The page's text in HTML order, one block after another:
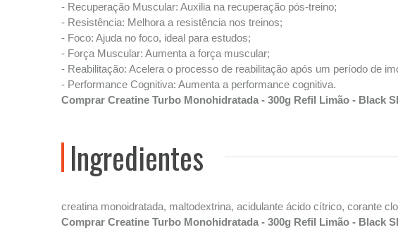
- Recuperação Muscular: Auxilia na recuperação pós-treino;
- Resistência: Melhora a resistência nos treinos;
- Foco: Ajuda no foco, ideal para estudos;
- Força Muscular: Aumenta a força muscular;
- Reabilitação: Acelera o processo de reabilitação após um período de
- Performance Cognitiva: Aumenta a performance cognitiva.
Comprar Creatine Turbo Monohidratada - 300g Refil Limão - Black
Ingredientes
creatina monoidratada, maltodextrina, acidulante ácido cítrico, corante
Comprar Creatine Turbo Monohidratada - 300g Refil Limão - Black